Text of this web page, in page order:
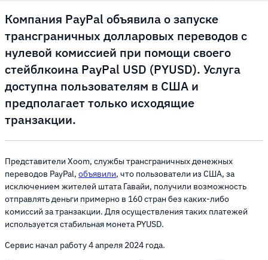
Компания PayPal объявила о запуске
трансграничных долларовых переводов с
нулевой комиссией при помощи своего
стейблкоина PayPal USD (PYUSD). Услуга
доступна пользователям в США и
предполагает только исходящие
транзакции.
Представители Xoom, службы трансграничных денежных
переводов PayPal, объявили, что пользователи из США, за
исключением жителей штата Гавайи, получили возможность
отправлять деньги примерно в 160 стран без каких-либо
комиссий за транзакции. Для осуществления таких платежей
используется стабильная монета PYUSD.
Сервис начал работу 4 апреля 2024 года.